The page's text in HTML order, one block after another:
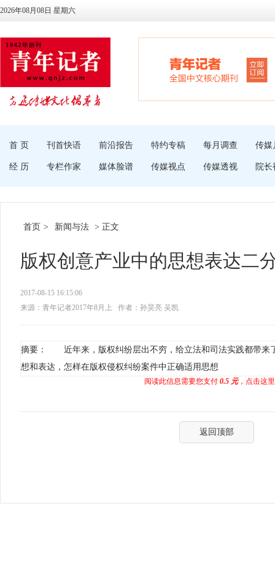
2026年08月08日 星期六
首 页 刊首快语 前沿报告 特约专稿 每月调查 传媒
经 历 专栏作家 媒体脸谱 传媒视点 传媒透视 院长
首页 > 新闻与法 > 正文
版权创意产业中的思想表达二
2017-08-15 16:15:06
来源：青年记者2017年8月上
作者：孙昊亮 吴凯
摘要： 近年来，版权纠纷层出不穷，给立法和司法实践都带来
想和表达，怎样在版权侵权纠纷案件中正确适用思想
阅读此信息需要您支付 0.5 元，点击这
返回顶部